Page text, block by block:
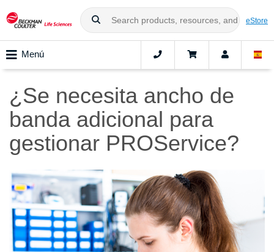
eStore
Menú
¿Se necesita ancho de
banda adicional para
gestionar PROService?